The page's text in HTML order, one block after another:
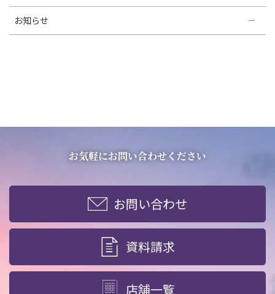
お知らせ
お気軽にお問い合わせください
お問い合わせ
資料請求
店舗一覧